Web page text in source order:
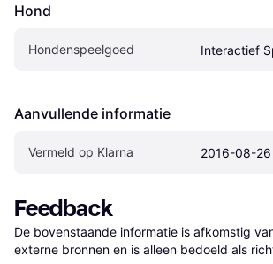
Hond
Hondenspeelgoed Interactief
Aanvullende informatie
Vermeld op Klarna 2016-08-26
Feedback
De bovenstaande informatie is afkomstig
externe bronnen en is alleen bedoeld als